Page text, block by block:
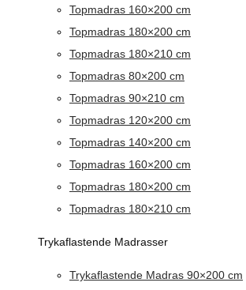
Topmadras 160×200 cm
Topmadras 180×200 cm
Topmadras 180×210 cm
Topmadras 80×200 cm
Topmadras 90×210 cm
Topmadras 120×200 cm
Topmadras 140×200 cm
Topmadras 160×200 cm
Topmadras 180×200 cm
Topmadras 180×210 cm
Trykaflastende Madrasser
Trykaflastende Madras 90×200 cm